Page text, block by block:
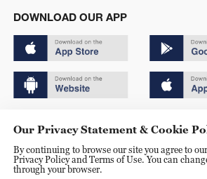
DOWNLOAD OUR APP
京ICP备20000184号
京公网安备 11010502050052号
Our Privacy Statement & Cookie
By continuing to browse our site you agree to
Privacy Policy and Terms of Use. You can
through your browser.